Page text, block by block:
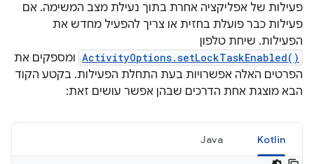
פעילות של אפליקציה אחרת בתוך נעילת מצב המשימה. אם
פעילות כבר פועלת בחזית או צריך להפעיל מחדש את
הפעילות. שיחת טלפון
ActivityOptions.setLockTaskEnabled() ומספקים את
הפרטים האלה אפשרויות בעת התחלת הפעילות. בקטע הקוד
הבא מוצגת אחת הדרכים שבהן אפשר עושים זאת:
Kotlin
Java